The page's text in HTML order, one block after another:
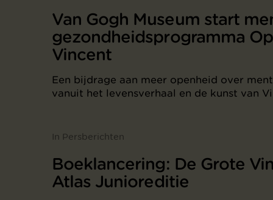
Van Gogh Museum start
gezondheidsprogramma
Vincent
Een bijdrage aan meer openheid over
vanuit het levensverhaal en de kunst van
In Persberichten
Boeklancering: De Grote
Atlas Junioreditie